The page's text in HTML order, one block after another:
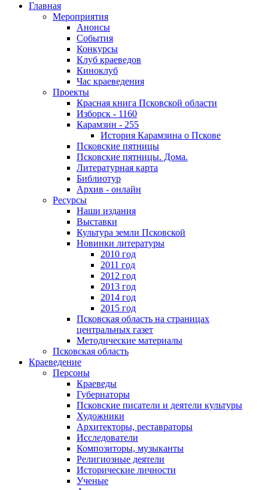
Главная
Мероприятия
Анонсы
События
Конкурсы
Клуб краеведов
Киноклуб
Час краеведения
Проекты
Красная книга Псковской области
Изборск - 1160
Карамзин - 255
История Карамзина о Пскове
Псковские пятницы
Псковские пятницы. Дома.
Литературная карта
Библиотур
Архив - онлайн
Ресурсы
Наши издания
Выставки
Культура земли Псковской
Новинки литературы
2010 год
2011 год
2012 год
2013 год
2014 год
2015 год
Псковская область на страницах
центральных газет
Методические материалы
Псковская область
Краеведение
Персоны
Краеведы
Губернаторы
Псковские писатели и деятели культуры
Художники
Архитекторы, реставраторы
Исследователи
Композиторы, музыканты
Религиозные деятели
Исторические личности
Ученые